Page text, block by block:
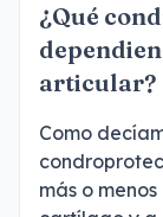
¿Qué
articular?
Como
más o